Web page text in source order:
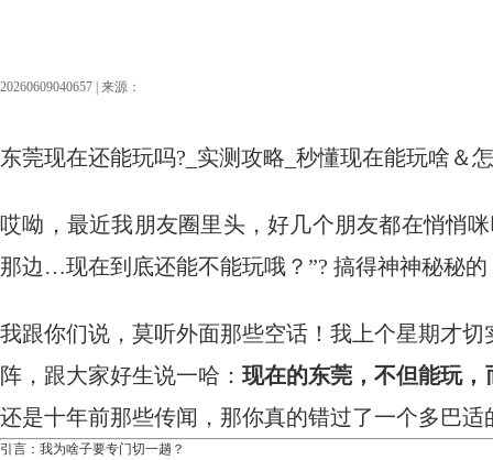
20260609040657 | 来源：
东莞现在还能玩吗?_实测攻略_秒懂现在能玩啥＆
哎呦，最近我朋友圈里头，好几个朋友都在悄悄
那边…现在到底还能不能玩哦？”? 搞得神神秘秘
我跟你们说，莫听外面那些空话！我上个星期才
阵，跟大家好生说一哈：现在的东莞，不但能玩
还是十年前那些传闻，那你真的错过了一个多巴适
引言：我为啥子要专门切一趟？